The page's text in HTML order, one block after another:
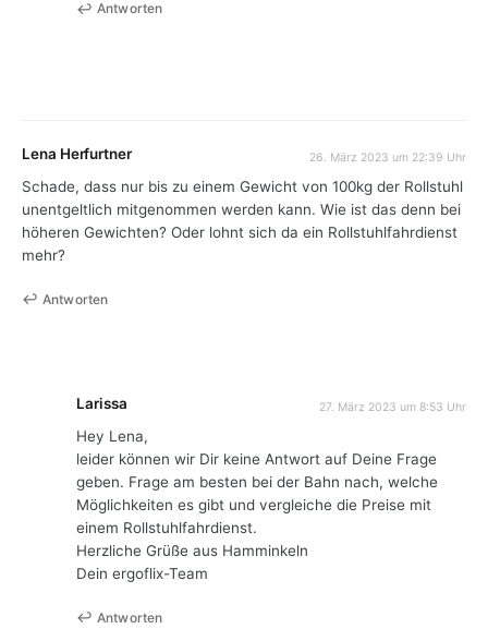
Antworten
Lena Herfurtner 26. März 2023 um 22:39 Uhr
Schade, dass nur bis zu einem Gewicht von 100kg der Rollstuhl
unentgeltlich mitgenommen werden kann. Wie ist das denn bei
höheren Gewichten? Oder lohnt sich da ein Rollstuhlfahrdienst
mehr?
Antworten
Larissa 27. März 2023 um 8:53 Uhr
Hey Lena,
leider können wir Dir keine Antwort auf Deine Frage
geben. Frage am besten bei der Bahn nach, welche
Möglichkeiten es gibt und vergleiche die Preise mit
einem Rollstuhlfahrdienst.
Herzliche Grüße aus Hamminkeln
Dein ergoflix-Team
Antworten